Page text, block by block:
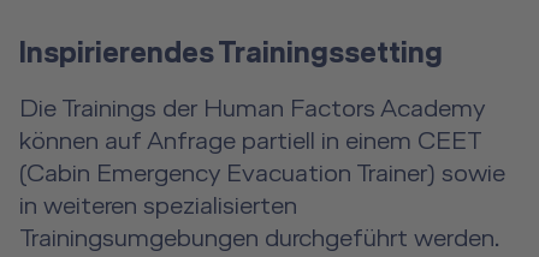
Inspirierendes Trainingssetting
Die Trainings der Human Factors Academy
können auf Anfrage partiell in einem CEET
(Cabin Emergency Evacuation Trainer) sowie
in weiteren spezialisierten
Trainingsumgebungen durchgeführt werden.